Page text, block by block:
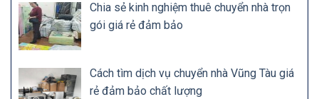
Chia sẻ kinh nghiệm thuê chuyển nhà trọn
gói giá rẻ đảm bảo
Cách tìm dịch vụ chuyển nhà Vũng Tàu giá
rẻ đảm bảo chất lượng